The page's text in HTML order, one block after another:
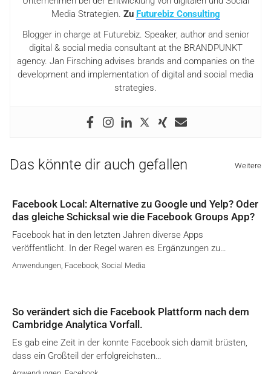
Media Strategien. Zu Futurebiz Consulting
Blogger in charge at Futurebiz. Speaker, author and senior
digital & social media consultant at the BRANDPUNKT
agency. Jan Firsching advises brands and companies on the
development and implementation of digital and social media
strategies.
Das könnte dir auch gefallen Weitere
Facebook Local: Alternative zu Google und Yelp? Oder
das gleiche Schicksal wie die Facebook Groups App?
Facebook hat in den letzten Jahren diverse Apps
veröffentlicht. In der Regel waren es Ergänzungen zu…
Anwendungen, Facebook, Social Media
So verändert sich die Facebook Plattform nach dem
Cambridge Analytica Vorfall.
Es gab eine Zeit in der konnte Facebook sich damit brüsten,
dass ein Großteil der erfolgreichsten…